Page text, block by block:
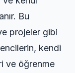
Bu
projeler gibi
kendi
ve öğrenme